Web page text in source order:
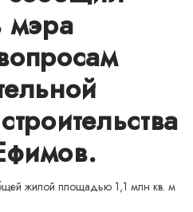
мэра
жилой площадью 1,1 млн кв. м